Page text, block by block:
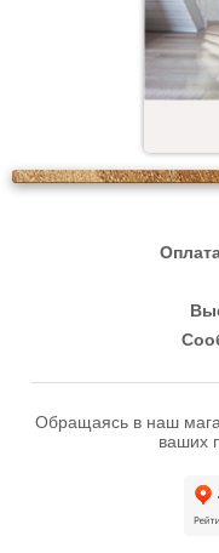
Обращаясь в наш
ваших